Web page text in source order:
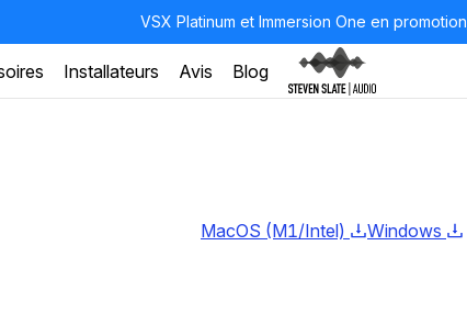
VSX Platinum et Immersion One en promotion
Installateurs Avis Blog
MacOS (M1/Intel) Windows